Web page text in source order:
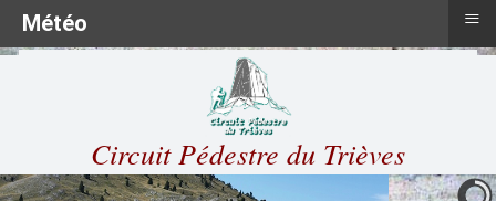
Circuit Pédestre du Trièves
Météo ≡